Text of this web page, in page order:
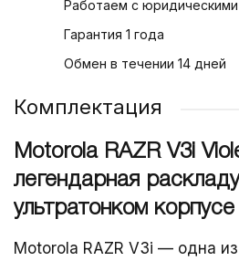
Работаем с
Гарантия 1 года
Обмен в течении 14 дней
Комплектация
Motorola RAZR V3i
легендарная
ультратонком корпусе
Motorola RAZR V3i — одна